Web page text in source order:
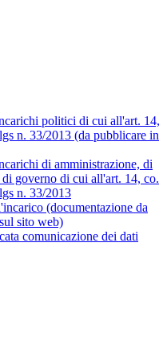
politici di cui all'art. 14,
n. 33/2013 (da pubblicare in
di amministrazione, di
governo di cui all'art. 14, co.
n. 33/2013
(documentazione da
sito web)
comunicazione dei dati